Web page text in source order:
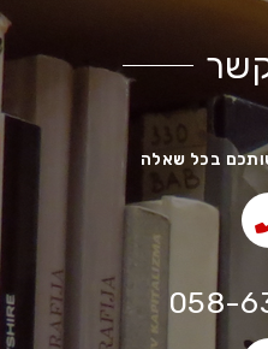
בכל שאלה
058-